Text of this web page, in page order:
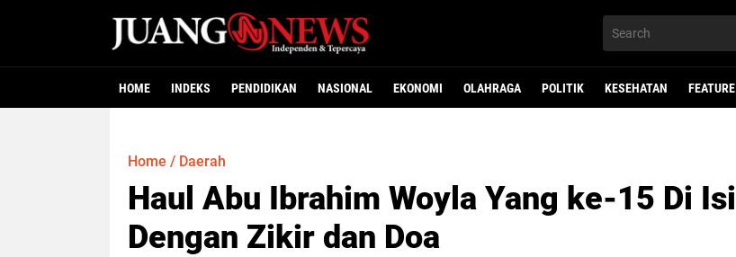
HOME INDEKS PENDIDIKAN NASIONAL EKONOMI OLAHRAGA POLITIK KESEHATAN FEATURE
Home / Daerah
Haul Abu Ibrahim Woyla Yang ke-15 Di Isi
Dengan Zikir dan Doa